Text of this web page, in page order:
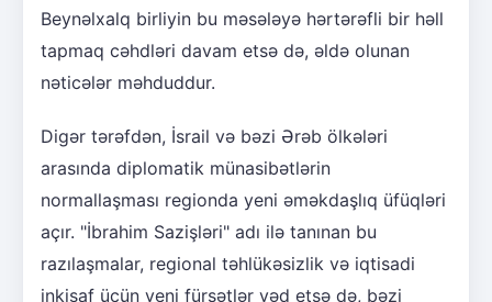
Beynəlxalq birliyin bu məsələyə hərtərəfli bir həll
tapmaq cəhdləri davam etsə də, əldə olunan
nəticələr məhduddur.
Digər tərəfdən, İsrail və bəzi Ərəb ölkələri
arasında diplomatik münasibətlərin
normallaşması regionda yeni əməkdaşlıq üfüqləri
açır. "İbrahim Sazişləri" adı ilə tanınan bu
razılaşmalar, regional təhlükəsizlik və iqtisadi
inkişaf üçün yeni fürsətlər vəd etsə də, bəzi